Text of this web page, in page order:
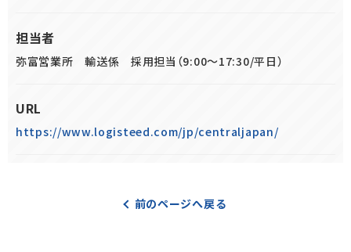
担当者
弥富営業所 輸送係 採用担当（9:00～17:30/平日）
URL
https://www.logisteed.com/jp/centraljapan/
前のページへ戻る